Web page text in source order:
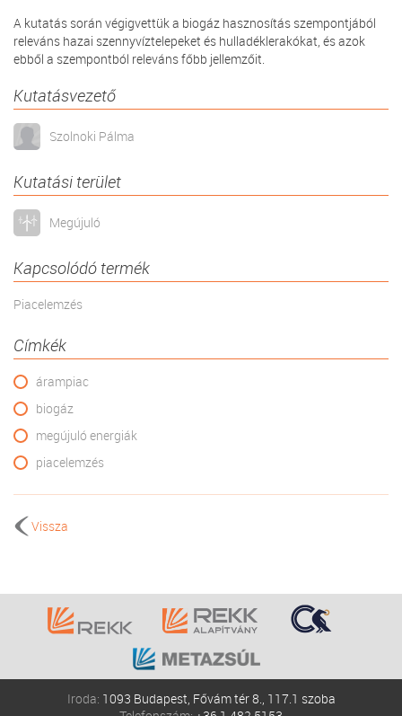
A kutatás során végigvettük a biogáz hasznosítás szempontjából
releváns hazai szennyvíztelepeket és hulladéklerakókat, és azok
ebből a szempontból releváns főbb jellemzőit.
Kutatásvezető
Szolnoki Pálma
Kutatási terület
Megújuló
Kapcsolódó termék
Piacelemzés
Címkék
árampiac
biogáz
megújuló energiák
piacelemzés
Vissza
Iroda: 1093 Budapest, Fővám tér 8., 117.1 szoba